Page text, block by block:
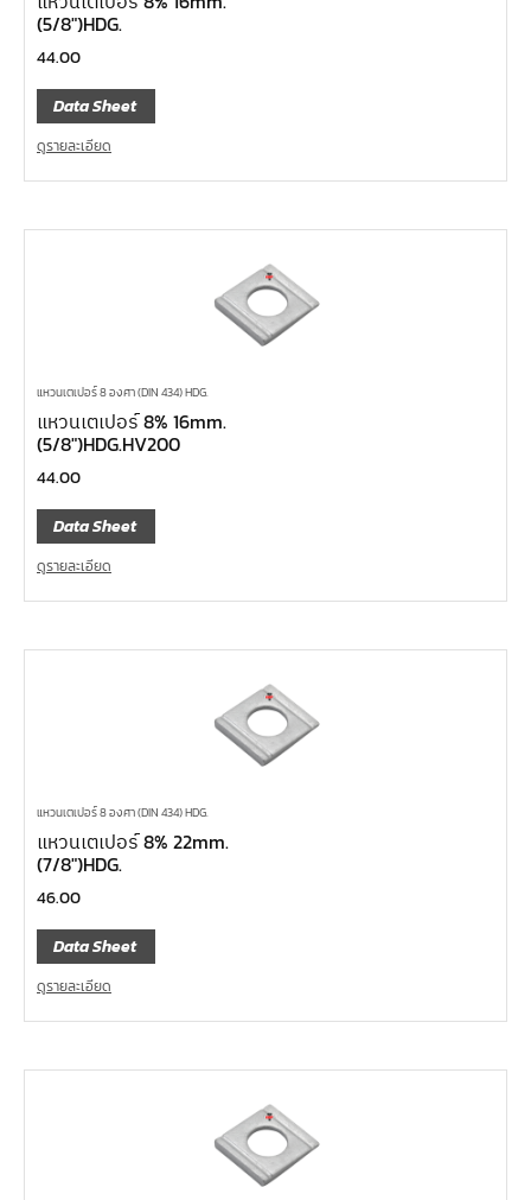
(5/8″)HDG.
44.00
Data Sheet
ดูรายละเอียด
แหวนเตเปอร์ 8 องศา (DIN 434) HDG.
แหวนเตเปอร์ 8% 16mm.
(5/8″)HDG.HV200
44.00
Data Sheet
ดูรายละเอียด
แหวนเตเปอร์ 8 องศา (DIN 434) HDG.
แหวนเตเปอร์ 8% 22mm.
(7/8″)HDG.
46.00
Data Sheet
ดูรายละเอียด